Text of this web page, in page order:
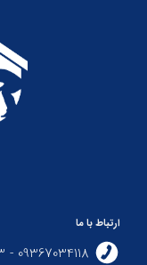
ارتباط با ما
09367034118 - 09195045363